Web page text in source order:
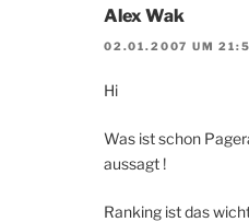
Alex Wak
02.01.2007 UM
Hi
Was ist schon
aussagt !
Ranking ist das